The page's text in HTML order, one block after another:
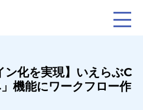
仲介 賃貸管理
ン化を実現】いえらぶC
機能にワークフロー作